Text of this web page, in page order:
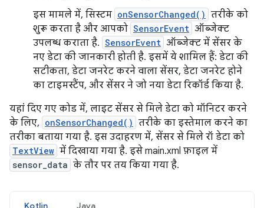
इस मामले में, सिस्टम onSensorChanged() तरीके को
शुरू करता है और आपको SensorEvent ऑब्जेक्ट
उपलब्ध कराता है. SensorEvent ऑब्जेक्ट में सेंसर के
नए डेटा की जानकारी होती है. इसमें ये शामिल हैं: डेटा की
सटीकता, डेटा जनरेट करने वाला सेंसर, डेटा जनरेट होने
का टाइमस्टैंप, और सेंसर ने जो नया डेटा रिकॉर्ड किया है.
यहां दिए गए कोड में, लाइट सेंसर से मिले डेटा को मॉनिटर करने
के लिए, onSensorChanged() तरीके का इस्तेमाल करने का
तरीका बताया गया है. इस उदाहरण में, सेंसर से मिले रॉ डेटा को
TextView में दिखाया गया है. इसे main.xml फ़ाइल में
sensor_data के तौर पर तय किया गया है.
Kotlin Java